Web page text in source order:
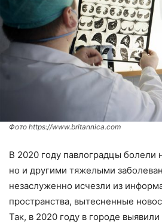
Фото https://www.britannica.com
В 2020 году павлоградцы болели
но и другими тяжелыми
незаслуженно исчезли из
пространства, вытесненные
Так, в 2020 году в городе выявили